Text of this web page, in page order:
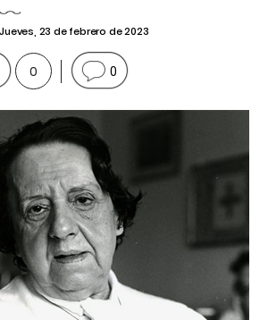
Jueves, 23 de febrero de 2023
0 0